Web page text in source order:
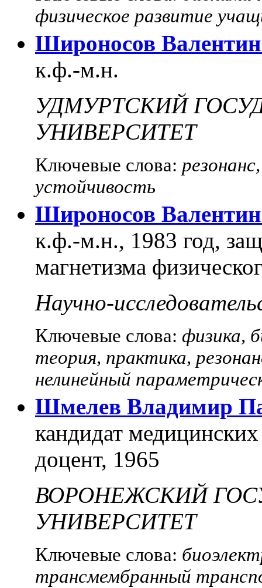
физическое развитие
Широносов Валентин
к.ф.-м.н.
УДМУРТСКИЙ
УНИВЕРСИТЕТ
Ключевые слова:
устойчивость
Широносов Валентин
к.ф.-м.н., 1983 год,
магнетизма
Научно-
Ключевые слова: физика,
теория, практика,
нелинейный
Шмелев Владимир
кандидат
доцент, 1965
ВОРОНЕЖСКИЙ
УНИВЕРСИТЕТ
Ключевые слова:
трансмембранный